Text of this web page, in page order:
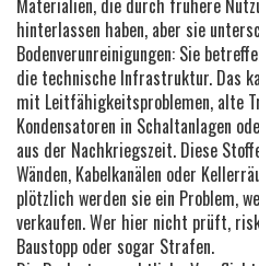
hinterlassen haben, aber sie
Bodenverunreinigungen: Sie
die technische Infrastruktur. Das
mit Leitfähigkeitsproblemen, alte
Kondensatoren in Schaltanlagen
aus der Nachkriegszeit. Diese
Wänden, Kabelkanälen oder
plötzlich werden sie ein Problem,
verkaufen. Wer hier nicht prüft,
Baustopp oder sogar Strafen.